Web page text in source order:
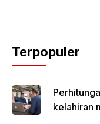
Terpopuler
kelahiran